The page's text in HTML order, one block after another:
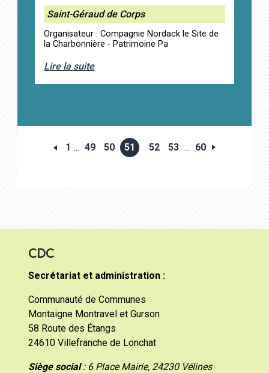
Saint-Géraud de Corps
Organisateur : Compagnie Nordack le Site de
la Charbonnière - Patrimoine Pa
Lire la suite
1 ... 49 50 51 52 53 ... 60
CDC
Secrétariat et administration :
Communauté de Communes
Montaigne Montravel et Gurson
58 Route des Étangs
24610 Villefranche de Lonchat
Siège social: 6 Place Mairie, 24230 Vélines